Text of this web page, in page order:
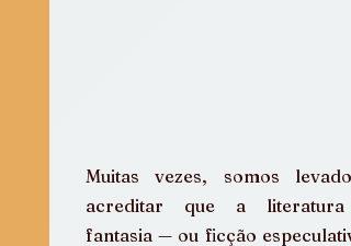
Muitas vezes, somos
acreditar que a literatura
fantasia — ou ficção